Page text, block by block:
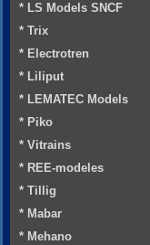
* LS Models SNCF
* Trix
* Electrotren
* Liliput
* LEMATEC Models
* Piko
* Vitrains
* REE-modeles
* Tillig
* Mabar
* Mehano